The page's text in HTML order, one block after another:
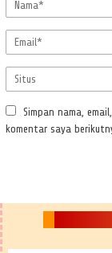
Simpan nama,
komentar saya